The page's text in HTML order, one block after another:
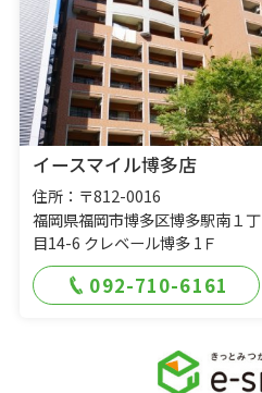
イースマイル博多店
住所：〒812-0016
福岡県福岡市博多区博多駅南１丁
目14-6 クレベール博多 1Ｆ
092-710-6161